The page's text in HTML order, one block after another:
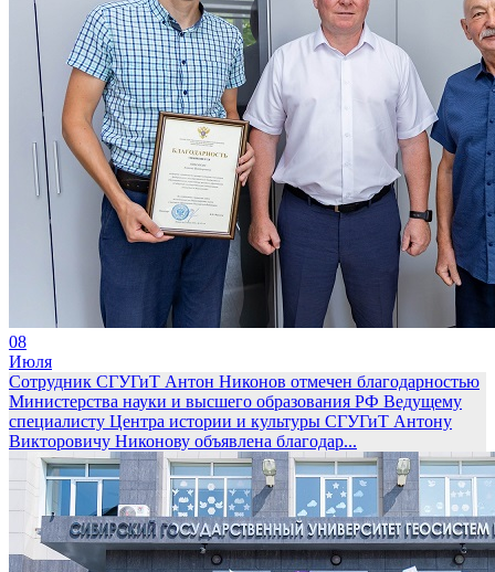
08
Июля
Сотрудник СГУГиТ Антон Никонов отмечен благодарностью
Министерства науки и высшего образования РФ Ведущему
специалисту Центра истории и культуры СГУГиТ Антону
Викторовичу Никонову объявлена благодар...